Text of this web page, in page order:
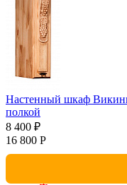
Настенный шкаф
полкой
8 400 ₽
16 800 Р